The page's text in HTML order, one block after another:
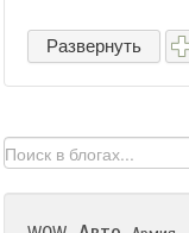
Развернуть